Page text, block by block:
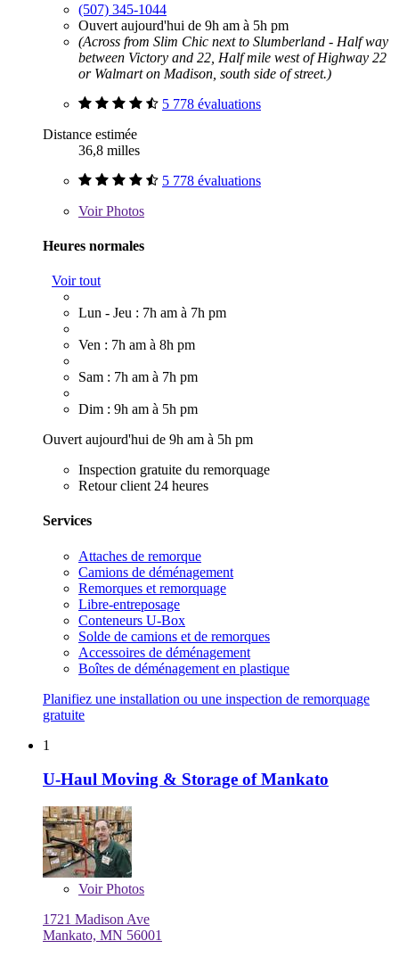
(507) 345-1044
Ouvert aujourd'hui de 9h am à 5h pm
(Across from Slim Chic next to Slumberland - Half way
between Victory and 22, Half mile west of Highway 22
or Walmart on Madison, south side of street.)
5 778 évaluations
Distance estimée
36,8 milles
5 778 évaluations
VoirPhotos
Heures normales
Voir tout
Lun - Jeu : 7h am à 7h pm
Ven : 7h am à 8h pm
Sam : 7h am à 7h pm
Dim : 9h am à 5h pm
Ouvert aujourd'hui de 9h am à 5h pm
Inspection gratuite du remorquage
Retour client 24 heures
Services
Attaches de remorque
Camions de déménagement
Remorques et remorquage
Libre-entreposage
Conteneurs U-Box
Solde de camions et de remorques
Accessoires de déménagement
Boîtes de déménagement en plastique
Planifiez une installation ou une inspection de remorquage
gratuite
1
U-Haul Moving & Storage of Mankato
VoirPhotos
1721 Madison Ave
Mankato, MN 56001